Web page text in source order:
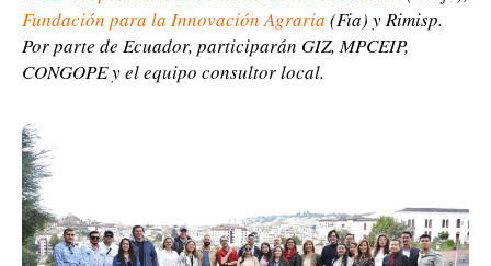
Fundación para la Innovación Agraria (Fia) y Rimisp.
Por parte de Ecuador, participarán GIZ, MPCEIP,
CONGOPE y el equipo consultor local.